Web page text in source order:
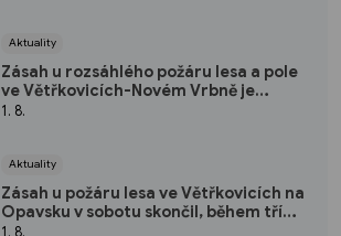
Aktuality
Zásah u rozsáhlého požáru lesa a pole
ve Větřkovicích-Novém Vrbně je
ukončen
1. 8.
Aktuality
Zásah u požáru lesa ve Větřkovicích na
Opavsku v sobotu skončil, během tří
dnů se hasiči pětkrát střídali
1. 8.